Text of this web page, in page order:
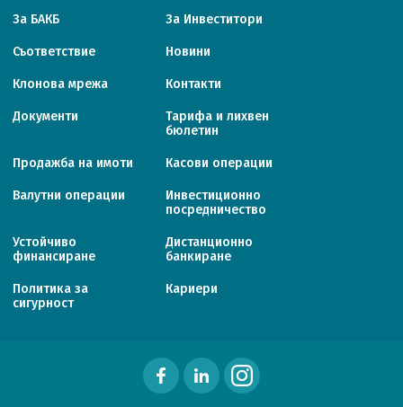
За БАКБ За Инвеститори
Съответствие Новини
Клонова мрежа Контакти
Документи
Тарифa и лихвен
бюлетин
Продажба на имоти Касови операции
Валутни операции
Инвестиционно
посредничество
Устойчиво
финансиране
Дистанционно
банкиране
Политика за
сигурност
Кариери